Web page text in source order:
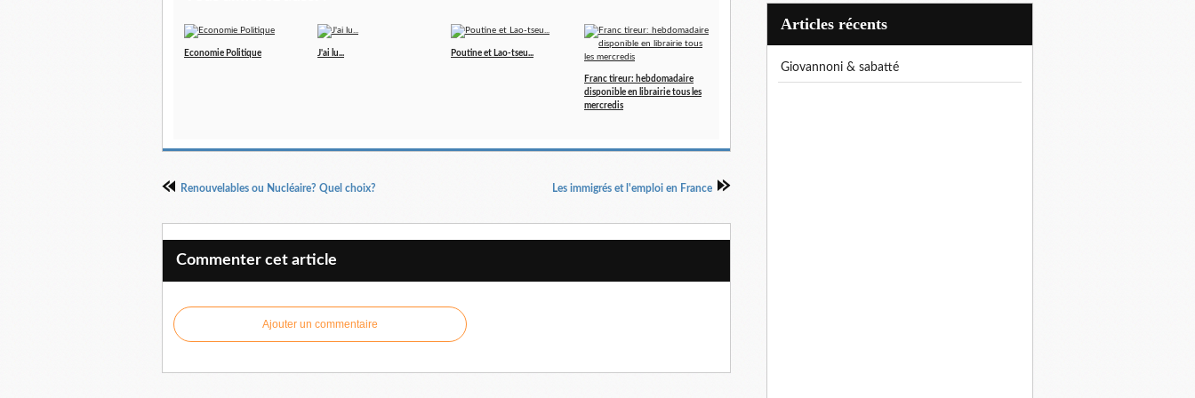
Economie Politique J'ai lu... Poutine et Lao-tseu...
Franc tireur: hebdomadaire
disponible en librairie tous les
mercredis
Renouvelables ou Nucléaire? Quel choix? Les immigrés et l'emploi en France
Commenter cet article
Ajouter un commentaire
articles récents
giovannoni & sabatté